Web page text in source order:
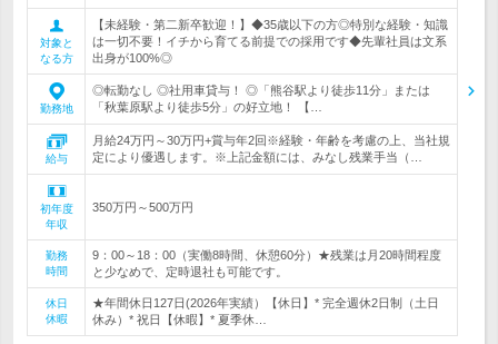
対象と
なる方
【未経験・第二新卒歓迎！】◆35歳以下の方◎特別な経験・知識
は一切不要！イチから育てる前提での採用です◆先輩社員は文系
出身が100%◎
勤務地
◎転勤なし ◎社用車貸与！ ◎「熊谷駅より徒歩11分」または
「秋葉原駅より徒歩5分」の好立地！ 【…
給与
月給24万円～30万円+賞与年2回※経験・年齢を考慮の上、当社規
定により優遇します。※上記金額には、みなし残業手当（…
初年度
年収
350万円～500万円
勤務
時間
9：00～18：00（実働8時間、休憩60分）★残業は月20時間程度
と少なめで、定時退社も可能です。
休日
休暇
★年間休日127日(2026年実績）【休日】* 完全週休2日制（土日
休み）* 祝日【休暇】* 夏季休…